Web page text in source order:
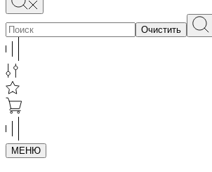
Очистить
МЕНЮ